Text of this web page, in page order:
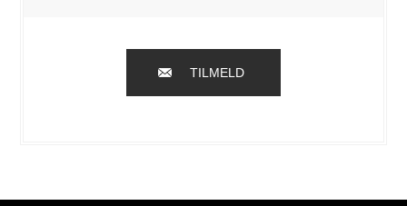
TILMELD